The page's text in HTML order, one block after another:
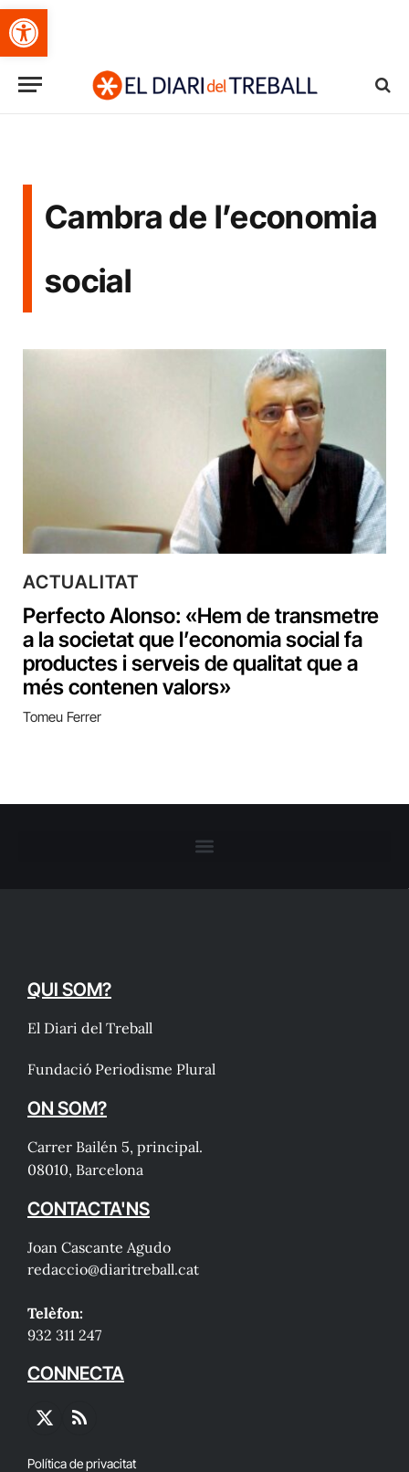
Obre la barra d'eines
Cambra de l’economia
social
ACTUALITAT
Perfecto Alonso: «Hem de transmetre
a la societat que l’economia social fa
productes i serveis de qualitat que a
més contenen valors»
Tomeu Ferrer
QUI SOM?
El Diari del Treball
Fundació Periodisme Plural
ON SOM?
Carrer Bailén 5, principal.
08010, Barcelona
CONTACTA'NS
Joan Cascante Agudo
redaccio@diaritreball.cat
Telèfon:
932 311 247
CONNECTA
X
RSS
Política de privacitat